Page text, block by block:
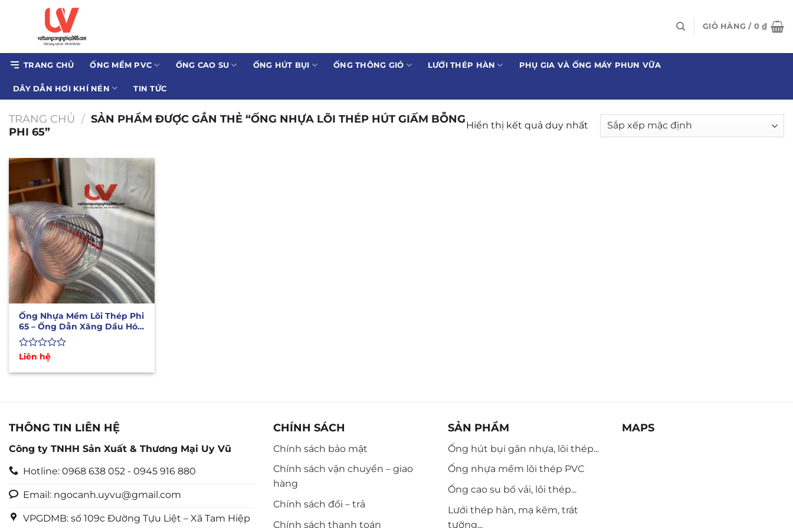
dung
GIỎ HÀNG / 0₫
TRANG CHỦ ỐNG MỀM PVC ỐNG CAO SU ỐNG HÚT BỤI ỐNG THÔNG GIÓ LƯỚI THÉP HÀN PHỤ GIA VÀ ỐNG MÁY PHUN VỮA
DÂY DẪN HƠI KHÍ NÉN TIN TỨC
TRANG CHỦ / SẢN PHẨM ĐƯỢC GẮN THẺ “ỐNG NHỰA LÕI THÉP HÚT GIẤM BỖNG
PHI 65”
Hiển thị kết quả duy nhất
Ống Nhựa Mềm Lõi Thép Phi
65 – Ống Dẫn Xăng Dầu Hóa
Chất
Được
hạng
Liên hệ
THÔNG TIN LIÊN HỆ
Công ty TNHH Sản Xuất & Thương Mại Uy Vũ
Hotline: 0968 638 052 - 0945 916 880
Email: ngocanh.uyvu@gmail.com
VPGDMB: số 109c Đường Tựu Liệt – Xã Tam Hiệp
CHÍNH SÁCH
Chính sách bảo mật
Chính sách vận chuyển – giao
hàng
Chính sách đổi – trả
Chính sách thanh toán
SẢN PHẨM
Ống hút bụi gân nhựa, lõi thép...
Ống nhựa mềm lõi thép PVC
Ống cao su bố vải, lõi thép...
Lưới thép hàn, mạ kẽm, trát
tường...
MAPS